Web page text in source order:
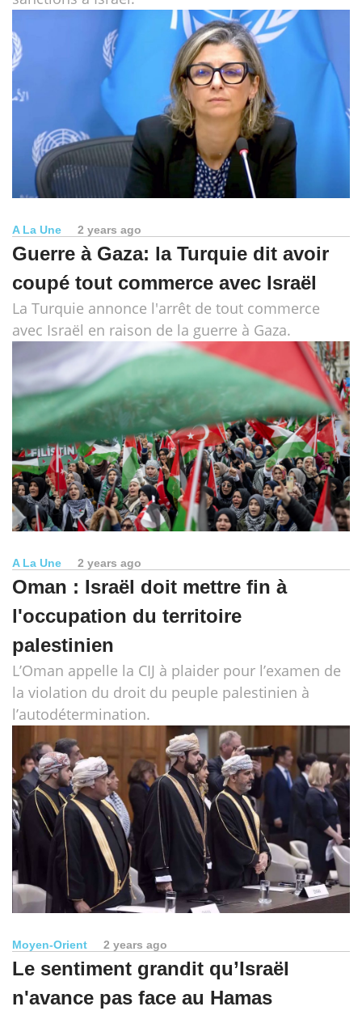
A La Une 2 years ago
Guerre à Gaza: la Turquie dit avoir
coupé tout commerce avec Israël
La Turquie annonce l'arrêt de tout commerce
avec Israël en raison de la guerre à Gaza.
A La Une 2 years ago
Oman : Israël doit mettre fin à
l'occupation du territoire
palestinien
L’Oman appelle la CIJ à plaider pour l’examen de
la violation du droit du peuple palestinien à
l’autodétermination.
Moyen-Orient 2 years ago
Le sentiment grandit qu’Israël
n'avance pas face au Hamas